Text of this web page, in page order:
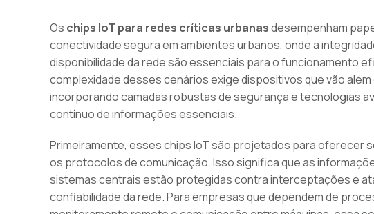
Os chips IoT para redes críticas urbanasdesempenham
conectividade segura em ambientes urbanos, onde a
disponibilidade da rede são essenciais para o funcionamento
complexidade desses cenários exige dispositivos que vão
incorporando camadas robustas de segurança e tecnologias
contínuo de informações essenciais.
Primeiramente, esses chips IoT são projetados para oferecer
os protocolos de comunicação. Isso significa que as
sistemas centrais estão protegidas contra interceptações e
confiabilidade da rede. Para empresas que dependem de